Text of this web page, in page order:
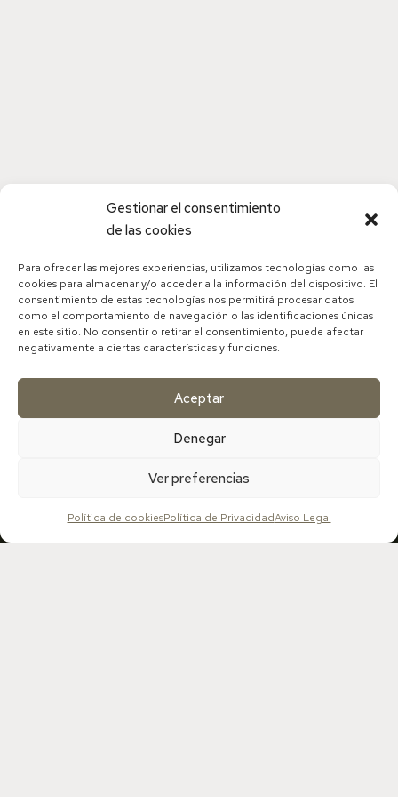
Gestionar el consentimiento
de las cookies
Para ofrecer las mejores experiencias, utilizamos tecnologías como las
cookies para almacenar y/o acceder a la información del dispositivo. El
consentimiento de estas tecnologías nos permitirá procesar datos
como el comportamiento de navegación o las identificaciones únicas
en este sitio. No consentir o retirar el consentimiento, puede afectar
negativamente a ciertas características y funciones.
Aceptar
Denegar
Ver preferencias
Política de cookiesPolítica de PrivacidadAviso Legal